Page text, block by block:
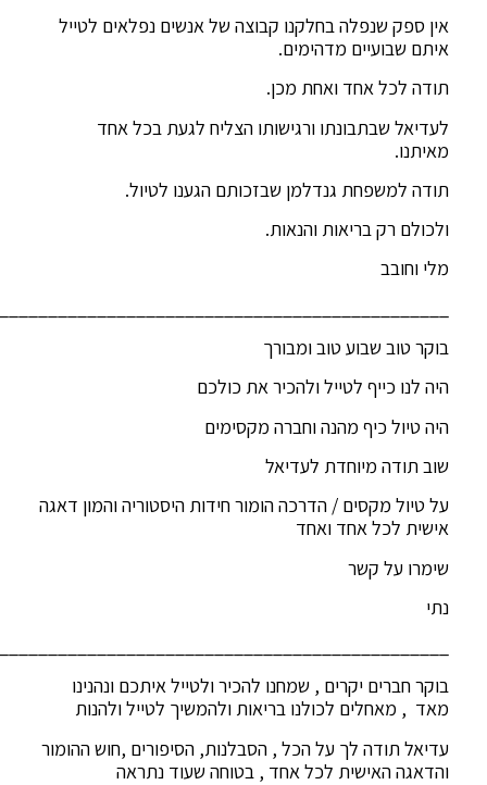
אין ספק שנפלה בחלקנו קבוצה של אנשים נפלאים לטייל
איתם שבועיים מדהימים.
תודה לכל אחד ואחת מכן.
לעדיאל שבתבונתו ורגישותו הצליח לגעת בכל אחד
מאיתנו.
תודה למשפחת גנדלמן שבזכותם הגענו לטיול.
ולכולם רק בריאות והנאות.
מלי וחובב
בוקר טוב שבוע טוב ומבורך
היה לנו כייף לטייל ולהכיר את כולכם
היה טיול כיף מהנה וחברה מקסימים
שוב תודה מיוחדת לעדיאל
על טיול מקסים / הדרכה הומור חידות היסטוריה והמון דאגה
אישית לכל אחד ואחד
שימרו על קשר
נתי
בוקר חברים יקרים , שמחנו להכיר ולטייל איתכם ונהנינו
מאד , מאחלים לכולנו בריאות ולהמשיך לטייל ולהנות
עדיאל תודה לך על הכל , הסבלנות, הסיפורים ,חוש ההומור
והדאגה האישית לכל אחד , בטוחה שעוד נתראה